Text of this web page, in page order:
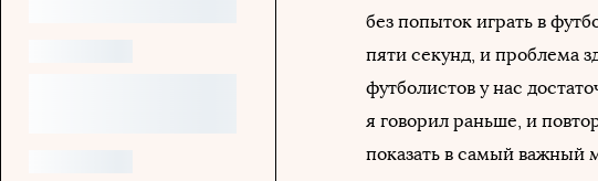
без попыток играть в
пяти секунд, и проблема
футболистов у нас
я говорил раньше, и
показать в самый важный